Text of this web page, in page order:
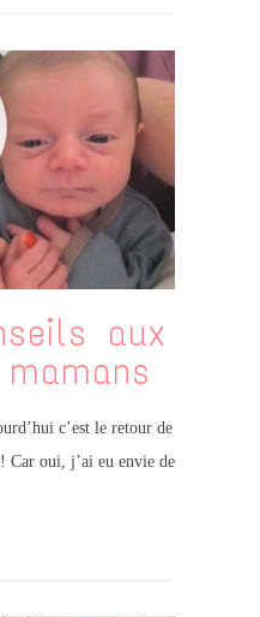
aux
c’est le retour de
Car oui, j’ai eu envie de